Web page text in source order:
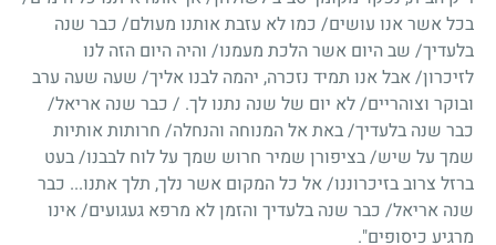
בכל אשר אנו עושים/ כמו לא עזבת אותנו מעולם/ כבר שנה
בלעדיך/ שב היום אשר הלכת מעמנו/ והיה היום הזה לנו
לזיכרון/ אבל אנו תמיד נזכרה, יהמה לבנו אליך/ שעה שעה ערב
ובוקר וצוהריים/ לא יום של שנה נתנו לך. / כבר שנה אריאל/
כבר שנה בלעדיך/ באת אל המנוחה והנחלה/ חרותות אותיות
שמך על שיש/ בציפורן שמיר חרוש שמך על לוח לבבנו/ בעט
ברזל צרוב בזיכרוננו/ אל כל המקום אשר נלך, תלך אתנו... כבר
שנה אריאל/ כבר שנה בלעדיך והזמן לא מרפא געגועים/ אינו
מרגיע כיסופים".